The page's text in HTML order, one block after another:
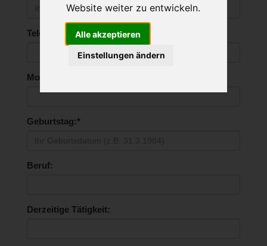
Website weiter zu entwickeln.
Alle akzeptieren
Einstellungen ändern
Telefonnummer:
Mobilnummer:*
Geburtstag:*
Beruf:
Derzeitige Tätigkeit: